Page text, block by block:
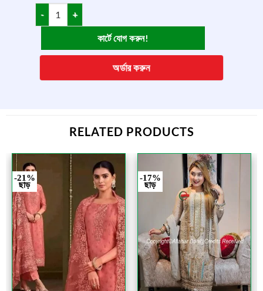
কার্টে যোগ করুন!
অর্ডার করুন
RELATED PRODUCTS
-21%
ছাড়
-17%
ছাড়